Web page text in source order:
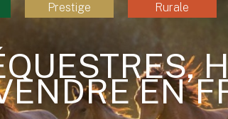
Prestige Rurale
EN